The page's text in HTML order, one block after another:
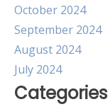
October 2024
September 2024
August 2024
July 2024
Categories